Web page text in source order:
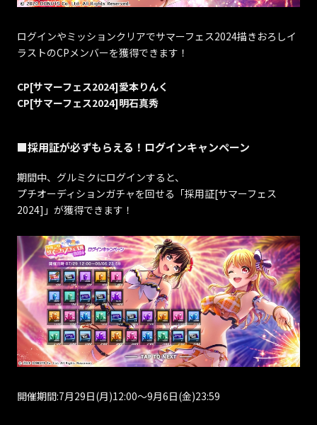
ログインやミッションクリアでサマーフェス2024描きおろしイ
ラストのCPメンバーを獲得できます！
CP[サマーフェス2024]愛本りんく
CP[サマーフェス2024]明石真秀
■採用証が必ずもらえる！ログインキャンペーン
期間中、グルミクにログインすると、
プチオーディションガチャを回せる「採用証[サマーフェス
2024]」が獲得できます！
開催期間:7月29日(月)12:00～9月6日(金)23:59